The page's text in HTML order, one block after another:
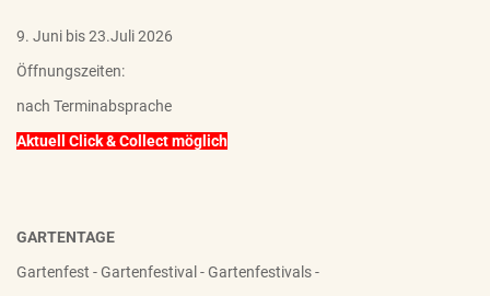
9. Juni bis 23.Juli 2026
Öffnungszeiten:
nach Terminabsprache
Aktuell Click & Collect möglich
GARTENTAGE
Gartenfest - Gartenfestival - Gartenfestivals -